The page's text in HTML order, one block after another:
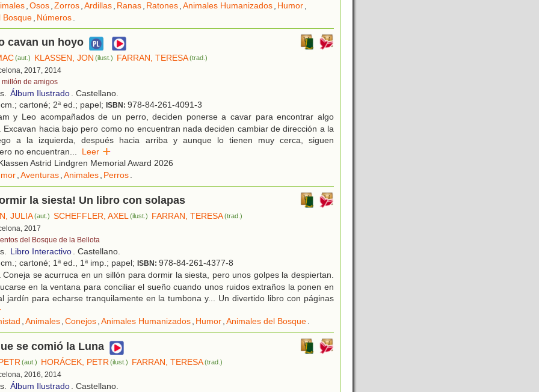
,Osos,Zorros,Ardillas, Ranas, Ratones,Animales Humanizados, Humor,
Bosque, Números.
cavan un hoyo
(aut.) KLASSEN, JON (ilust.) FARRAN, TERESA(trad.)
2017, 2014
millón de amigos
Álbum Ilustrado. Castellano.
cartoné; 2ª ed.; papel; ISBN: 978-84-261-4091-3
y Leo acompañados de un perro, deciden ponerse a cavar para encontrar algo
Excavan hacia bajo pero como no encuentran nada deciden cambiar de dirección a la
a la izquierda, después hacia arriba y aunque lo tienen muy cerca, siguen
no encuentran... Leer
Astrid Lindgren Memorial Award 2026
,Aventuras,Animales, Perros.
la siesta! Un libro con solapas
JULIA(aut.) SCHEFFLER, AXEL(ilust.) FARRAN, TERESA(trad.)
2017
del Bosque de la Bellota
Libro Interactivo. Castellano.
cartoné; 1ª ed., 1ª imp.; papel; ISBN: 978-84-261-4377-8
Coneja se acurruca en un sillón para dormir la siesta, pero unos golpes la despiertan.
en la ventana para conciliar el sueño cuando unos ruidos extraños la ponen en
jardín para echarse tranquilamente en la tumbona y... Un divertido libro con páginas
,Animales,Conejos,Animales Humanizados, Humor,Animales del Bosque.
se comió la Luna
(aut.) HORÁCEK, PETR(ilust.) FARRAN, TERESA(trad.)
2016, 2014
Álbum Ilustrado. Castellano.